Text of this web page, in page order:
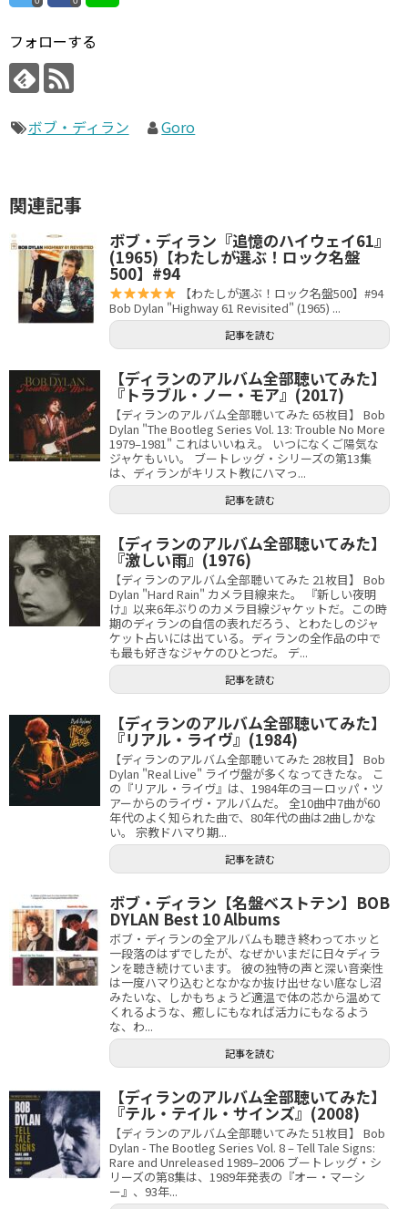
フォローする
ボブ・ディラン Goro
関連記事
ボブ・ディラン『追憶のハイウェイ61』
(1965)【わたしが選ぶ！ロック名盤
500】#94
【わたしが選ぶ！ロック名盤500】#94
Bob Dylan "Highway 61 Revisited" (1965) ...
記事を読む
【ディランのアルバム全部聴いてみた】
『トラブル・ノー・モア』(2017)
【ディランのアルバム全部聴いてみた 65枚目】 Bob
Dylan "The Bootleg Series Vol. 13: Trouble No More
1979–1981" これはいいねえ。 いつになくご陽気な
ジャケもいい。 ブートレッグ・シリーズの第13集
は、ディランがキリスト教にハマっ...
記事を読む
【ディランのアルバム全部聴いてみた】
『激しい雨』(1976)
【ディランのアルバム全部聴いてみた 21枚目】 Bob
Dylan "Hard Rain" カメラ目線来た。 『新しい夜明
け』以来6年ぶりのカメラ目線ジャケットだ。この時
期のディランの自信の表れだろう、とわたしのジャ
ケット占いには出ている。ディランの全作品の中で
も最も好きなジャケのひとつだ。 デ...
記事を読む
【ディランのアルバム全部聴いてみた】
『リアル・ライヴ』(1984)
【ディランのアルバム全部聴いてみた 28枚目】 Bob
Dylan "Real Live" ライヴ盤が多くなってきたな。 こ
の『リアル・ライヴ』は、1984年のヨーロッパ・ツ
アーからのライヴ・アルバムだ。 全10曲中7曲が60
年代のよく知られた曲で、80年代の曲は2曲しかな
い。 宗教ドハマり期...
記事を読む
ボブ・ディラン【名盤ベストテン】BOB
DYLAN Best 10 Albums
ボブ・ディランの全アルバムも聴き終わってホッと
一段落のはずでしたが、なぜかいまだに日々ディラ
ンを聴き続けています。 彼の独特の声と深い音楽性
は一度ハマり込むとなかなか抜け出せない底なし沼
みたいな、しかもちょうど適温で体の芯から温めて
くれるような、癒しにもなれば活力にもなるよう
な、わ...
記事を読む
【ディランのアルバム全部聴いてみた】
『テル・テイル・サインズ』(2008)
【ディランのアルバム全部聴いてみた 51枚目】 Bob
Dylan - The Bootleg Series Vol. 8 – Tell Tale Signs:
Rare and Unreleased 1989–2006 ブートレッグ・シ
リーズの第8集は、1989年発表の『オー・マーシ
ー』、93年...